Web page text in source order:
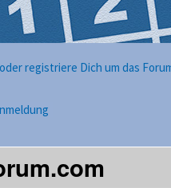
registriere Dich um das